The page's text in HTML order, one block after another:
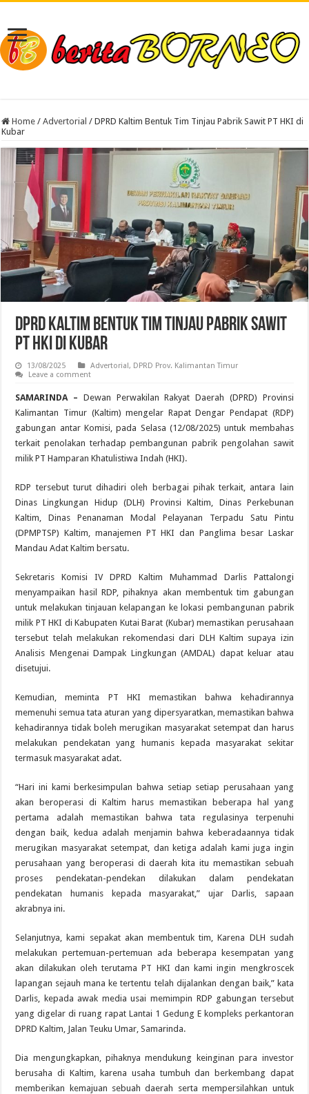
Home / Advertorial / DPRD Kaltim Bentuk Tim Tinjau Pabrik Sawit PT HKI di
Kubar
DPRD Kaltim Bentuk Tim Tinjau Pabrik Sawit
PT HKI di Kubar
13/08/2025 Advertorial, DPRD Prov. Kalimantan Timur
Leave a comment
SAMARINDA – Dewan Perwakilan Rakyat Daerah (DPRD) Provinsi
Kalimantan Timur (Kaltim) mengelar Rapat Dengar Pendapat (RDP)
gabungan antar Komisi, pada Selasa (12/08/2025) untuk membahas
terkait penolakan terhadap pembangunan pabrik pengolahan sawit
milik PT Hamparan Khatulistiwa Indah (HKI).
RDP tersebut turut dihadiri oleh berbagai pihak terkait, antara lain
Dinas Lingkungan Hidup (DLH) Provinsi Kaltim, Dinas Perkebunan
Kaltim, Dinas Penanaman Modal Pelayanan Terpadu Satu Pintu
(DPMPTSP) Kaltim, manajemen PT HKI dan Panglima besar Laskar
Mandau Adat Kaltim bersatu.
Sekretaris Komisi IV DPRD Kaltim Muhammad Darlis Pattalongi
menyampaikan hasil RDP, pihaknya akan membentuk tim gabungan
untuk melakukan tinjauan kelapangan ke lokasi pembangunan pabrik
milik PT HKI di Kabupaten Kutai Barat (Kubar) memastikan perusahaan
tersebut telah melakukan rekomendasi dari DLH Kaltim supaya izin
Analisis Mengenai Dampak Lingkungan (AMDAL) dapat keluar atau
disetujui.
Kemudian, meminta PT HKI memastikan bahwa kehadirannya
memenuhi semua tata aturan yang dipersyaratkan, memastikan bahwa
kehadirannya tidak boleh merugikan masyarakat setempat dan harus
melakukan pendekatan yang humanis kepada masyarakat sekitar
termasuk masyarakat adat.
“Hari ini kami berkesimpulan bahwa setiap setiap perusahaan yang
akan beroperasi di Kaltim harus memastikan beberapa hal yang
pertama adalah memastikan bahwa tata regulasinya terpenuhi
dengan baik, kedua adalah menjamin bahwa keberadaannya tidak
merugikan masyarakat setempat, dan ketiga adalah kami juga ingin
perusahaan yang beroperasi di daerah kita itu memastikan sebuah
proses pendekatan-pendekan dilakukan dalam pendekatan
pendekatan humanis kepada masyarakat,” ujar Darlis, sapaan
akrabnya ini.
Selanjutnya, kami sepakat akan membentuk tim, Karena DLH sudah
melakukan pertemuan-pertemuan ada beberapa kesempatan yang
akan dilakukan oleh terutama PT HKI dan kami ingin mengkroscek
lapangan sejauh mana ke tertentu telah dijalankan dengan baik,” kata
Darlis, kepada awak media usai memimpin RDP gabungan tersebut
yang digelar di ruang rapat Lantai 1 Gedung E kompleks perkantoran
DPRD Kaltim, Jalan Teuku Umar, Samarinda.
Dia mengungkapkan, pihaknya mendukung keinginan para investor
berusaha di Kaltim, karena usaha tumbuh dan berkembang dapat
memberikan kemajuan sebuah daerah serta mempersilahkan untuk